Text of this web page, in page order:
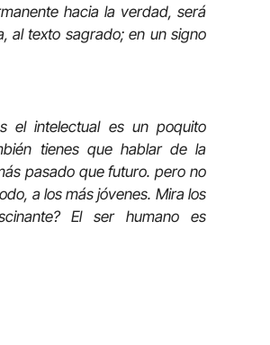
hacia la verdad, será
al texto sagrado; en un signo
el intelectual es un poquito
tienes que hablar de la
pasado que futuro. pero no
a los más jóvenes. Mira los
El ser humano es